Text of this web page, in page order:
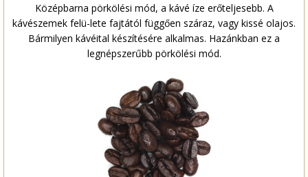
Középbarna pörkölési mód, a kávé íze erőteljesebb. A
kávészemek felü-lete fajtától függően száraz, vagy kissé olajos.
Bármilyen kávéital készítésére alkalmas. Hazánkban ez a
legnépszerűbb pörkölési mód.